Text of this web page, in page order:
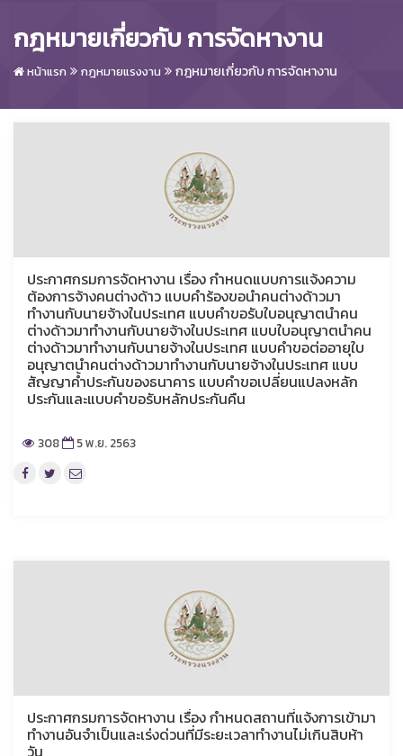
กฎหมายเกี่ยวกับ การจัดหางาน
หน้าแรก กฎหมายแรงงาน กฎหมายเกี่ยวกับ การจัดหางาน
ประกาศกรมการจัดหางาน เรื่อง กำหนดแบบการแจ้งความ
ต้องการจ้างคนต่างด้าว แบบคำร้องขอนำคนต่างด้าวมา
ทำงานกับนายจ้างในประเทศ แบบคำขอรับใบอนุญาตนำคน
ต่างด้าวมาทำงานกับนายจ้างในประเทศ แบบใบอนุญาตนำคน
ต่างด้าวมาทำงานกับนายจ้างในประเทศ แบบคำขอต่ออายุใบ
อนุญาตนำคนต่างด้าวมาทำงานกับนายจ้างในประเทศ แบบ
สัญญาค้ำประกันของธนาคาร แบบคำขอเปลี่ยนแปลงหลัก
ประกันและแบบคำขอรับหลักประกันคืน
308 5 พ.ย. 2563
ประกาศกรมการจัดหางาน เรื่อง กำหนดสถานที่แจ้งการเข้ามา
ทำงานอันจำเป็นและเร่งด่วนที่มีระยะเวลาทำงานไม่เกินสิบห้า
วัน